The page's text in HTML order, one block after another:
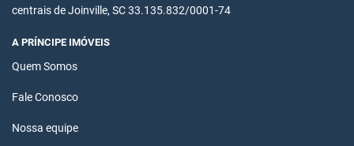
centrais de Joinville, SC 33.135.832/0001-74
A PRÍNCIPE IMÓVEIS
Quem Somos
Fale Conosco
Nossa equipe